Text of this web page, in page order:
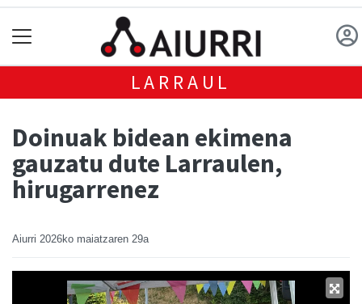
LARRAUL
Doinuak bidean ekimena
gauzatu dute Larraulen,
hirugarrenez
Aiurri 2026ko maiatzaren 29a